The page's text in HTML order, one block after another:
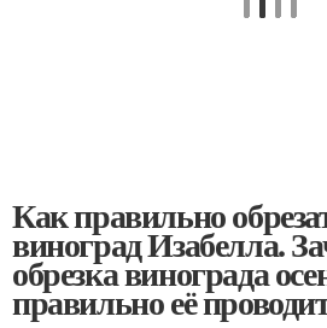
Как правильно
виноград Изабелла.
обрезка винограда
правильно её